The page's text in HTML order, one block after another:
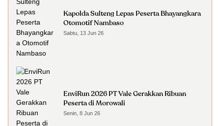
Kapolda Sulteng Lepas Peserta Bhayangkara
Otomotif Nambaso
Sabtu, 13 Jun 26
EnviRun 2026 PT Vale Gerakkan Ribuan
Peserta di Morowali
Senin, 8 Jun 26